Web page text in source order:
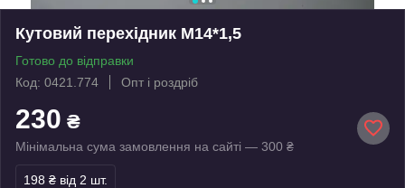
Кутовий перехідник М14*1,5
Готово до відправки
Код: 0421.774
Опт і роздріб
230 ₴
Мінімальна сума замовлення на сайті — 300 ₴
198 ₴ від 2 шт.